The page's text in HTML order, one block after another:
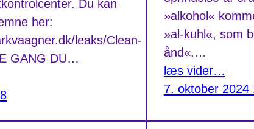
Du kan
her:
leaks/Clean-
GANG DU…
»alkohol«
»al-kuhl«, som
ånd«.…
læs vider…
7. oktober 2024